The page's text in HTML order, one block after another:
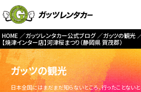
HOME ガッツレンタカー公式ブログ
ガッツの観光
【焼津インター店】河津桜まつり（静岡県 賀茂郡）
ガッツの観光
日本全国にはまだまだ知らないところ、行ったことない